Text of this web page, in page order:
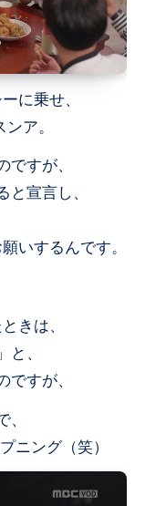
に乗せ、
ア。
すが、
宣言し、
いするんです。
きは、
、
すが、
ニング（笑）